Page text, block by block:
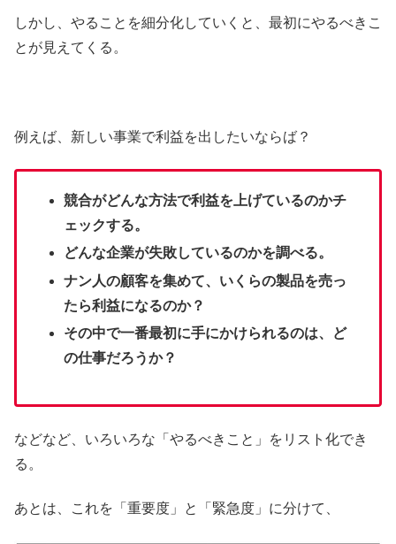
しかし、やることを細分化していくと、最初にやるべきこ
とが見えてくる。
例えば、新しい事業で利益を出したいならば？
競合がどんな方法で利益を上げているのかチ
ェックする。
どんな企業が失敗しているのかを調べる。
ナン人の顧客を集めて、いくらの製品を売っ
たら利益になるのか？
その中で一番最初に手にかけられるのは、ど
の仕事だろうか？
などなど、いろいろな「やるべきこと」をリスト化でき
る。
あとは、これを「重要度」と「緊急度」に分けて、